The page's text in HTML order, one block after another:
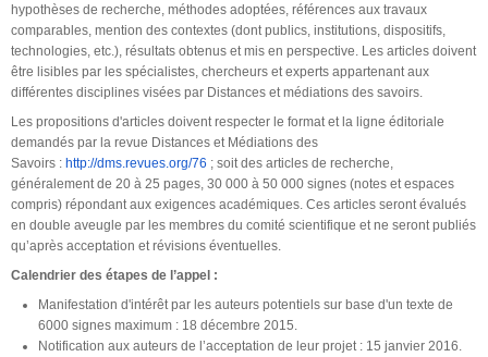
hypothèses de recherche, méthodes adoptées, références aux travaux
comparables, mention des contextes (dont publics, institutions, dispositifs,
technologies, etc.), résultats obtenus et mis en perspective. Les articles doivent
être lisibles par les spécialistes, chercheurs et experts appartenant aux
différentes disciplines visées par Distances et médiations des savoirs.
Les propositions d'articles doivent respecter le format et la ligne éditoriale
demandés par la revue Distances et Médiations des
Savoirs : http://dms.revues.org/76 ; soit des articles de recherche,
généralement de 20 à 25 pages, 30 000 à 50 000 signes (notes et espaces
compris) répondant aux exigences académiques. Ces articles seront évalués
en double aveugle par les membres du comité scientifique et ne seront publiés
qu’après acceptation et révisions éventuelles.
Calendrier des étapes de l’appel :
Manifestation d'intérêt par les auteurs potentiels sur base d'un texte de
6000 signes maximum : 18 décembre 2015.
Notification aux auteurs de l’acceptation de leur projet : 15 janvier 2016.